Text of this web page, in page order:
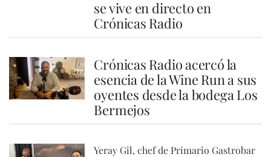
se vive en directo en
Crónicas Radio
Crónicas Radio acercó la
esencia de la Wine Run a sus
oyentes desde la bodega Los
Bermejos
Yeray Gil, chef de Primario Gastrobar